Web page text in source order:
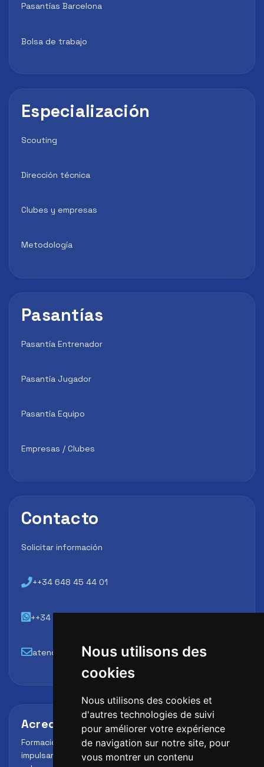
Nous utilisons des
cookies
Nous utilisons des cookies et
d'autres technologies de suivi
pour améliorer votre expérience
de navigation sur notre site, pour
vous montrer un contenu
Pasantías Barcelona
Bolsa de trabajo
Especialización
Scouting
Dirección técnica
Clubes y empresas
Metodología
Pasantías
Pasantía Entrenador
Pasantía Jugador
Pasantía Equipo
Empresas / Clubes
Contacto
Solicitar información
++34 648 45 44 01
++34 648 45 44 01
atencion@futbollab.com
Acreditaciones y alianzas
Formación, metodología y reconocimiento para
impulsar el perfil profesional del alumno y reforzar su